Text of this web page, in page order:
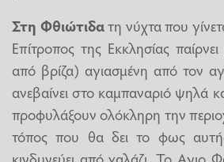
Στη Φθιώτιδατη νύχτα που
Επίτροπος της Εκκλησίας
από βρίζα) αγιασμένη από τον
ανεβαίνει στο καμπαναριό ψηλά
προφυλάξουν ολόκληρη την
τόπος που θα δει το φως